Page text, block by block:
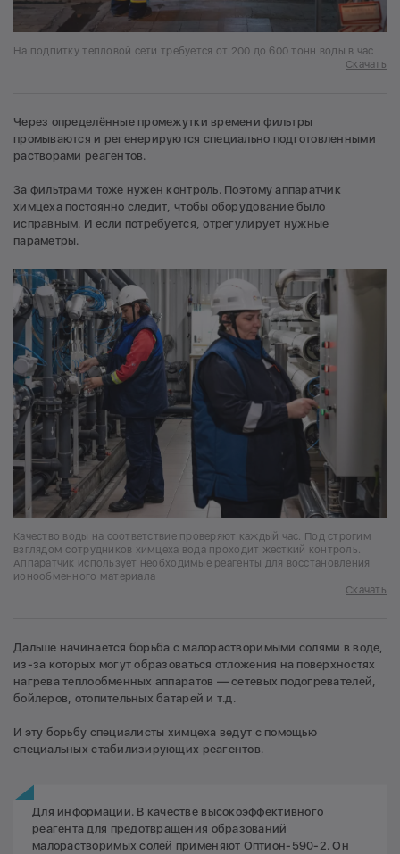
На подпитку тепловой сети требуется от 200 до 600 тонн воды в час
Скачать
Через определённые промежутки времени фильтры
промываются и регенерируются специально подготовленными
растворами реагентов.
За фильтрами тоже нужен контроль. Поэтому аппаратчик
химцеха постоянно следит, чтобы оборудование было
исправным. И если потребуется, отрегулирует нужные
параметры.
Качество воды на соответствие проверяют каждый час. Под строгим
взглядом сотрудников химцеха вода проходит жесткий контроль.
Аппаратчик использует необходимые реагенты для восстановления
ионообменного материала
Скачать
Дальше начинается борьба с малорастворимыми солями в воде,
из-за которых могут образоваться отложения на поверхностях
нагрева теплообменных аппаратов — сетевых подогревателей,
бойлеров, отопительных батарей и т.д.
И эту борьбу специалисты химцеха ведут с помощью
специальных стабилизирующих реагентов.
Для информации. В качестве высокоэффективного
реагента для предотвращения образований
малорастворимых солей применяют Оптион-590-2. Он